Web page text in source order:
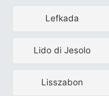
Lefkada
Lido di Jesolo
Lisszabon